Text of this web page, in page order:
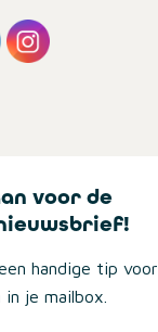
voor de
handige tip voor
je mailbox.